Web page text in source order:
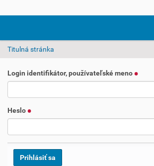
Titulná stránka
Login identifikátor, používateľské meno
Heslo